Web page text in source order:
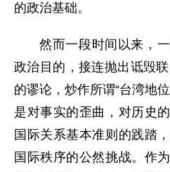
的政治基础。
然而一段时间以来，
政治目的，接连抛出诋毁
的谬论，炒作所谓“台湾地
是对事实的歪曲，对历史
国际关系基本准则的践踏
国际秩序的公然挑战。作